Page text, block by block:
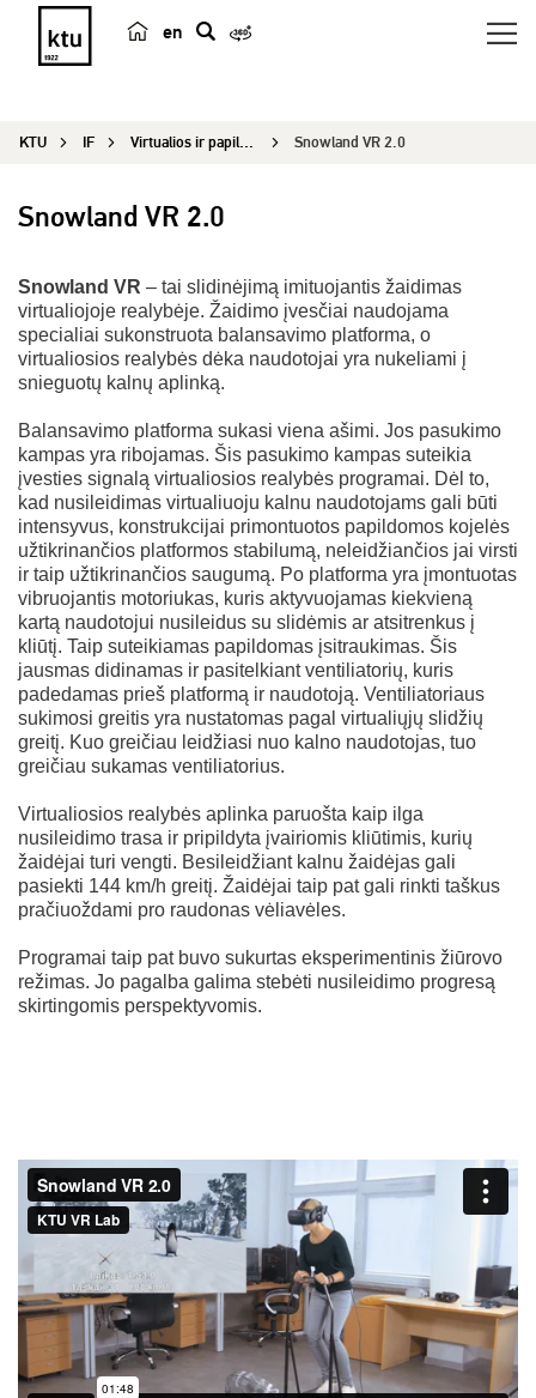
en
e
k
KTU IF Virtualios ir papildytos realybės technologijų laboratorija Snowland VR 2.0
Snowland VR 2.0
Snowland VR – tai slidinėjimą imituojantis žaidimas
virtualiojoje realybėje. Žaidimo įvesčiai naudojama
specialiai sukonstruota balansavimo platforma, o
virtualiosios realybės dėka naudotojai yra nukeliami į
snieguotų kalnų aplinką.
Balansavimo platforma sukasi viena ašimi. Jos pasukimo
kampas yra ribojamas. Šis pasukimo kampas suteikia
įvesties signalą virtualiosios realybės programai. Dėl to,
kad nusileidimas virtualiuoju kalnu naudotojams gali būti
intensyvus, konstrukcijai primontuotos papildomos kojelės
užtikrinančios platformos stabilumą, neleidžiančios jai virsti
ir taip užtikrinančios saugumą. Po platforma yra įmontuotas
vibruojantis motoriukas, kuris aktyvuojamas kiekvieną
kartą naudotojui nusileidus su slidėmis ar atsitrenkus į
kliūtį. Taip suteikiamas papildomas įsitraukimas. Šis
jausmas didinamas ir pasitelkiant ventiliatorių, kuris
padedamas prieš platformą ir naudotoją. Ventiliatoriaus
sukimosi greitis yra nustatomas pagal virtualiųjų slidžių
greitį. Kuo greičiau leidžiasi nuo kalno naudotojas, tuo
greičiau sukamas ventiliatorius.
Virtualiosios realybės aplinka paruošta kaip ilga
nusileidimo trasa ir pripildyta įvairiomis kliūtimis, kurių
žaidėjai turi vengti. Besileidžiant kalnu žaidėjas gali
pasiekti 144 km/h greitį. Žaidėjai taip pat gali rinkti taškus
pračiuoždami pro raudonas vėliavėles.
Programai taip pat buvo sukurtas eksperimentinis žiūrovo
režimas. Jo pagalba galima stebėti nusileidimo progresą
skirtingomis perspektyvomis.